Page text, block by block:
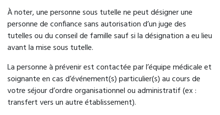
À noter, une personne sous tutelle ne peut désigner une
personne de confiance sans autorisation d’un juge des
tutelles ou du conseil de famille sauf si la désignation a eu lieu
avant la mise sous tutelle.
La personne à prévenir est contactée par l’équipe médicale et
soignante en cas d’événement(s) particulier(s) au cours de
votre séjour d’ordre organisationnel ou administratif (ex :
transfert vers un autre établissement).